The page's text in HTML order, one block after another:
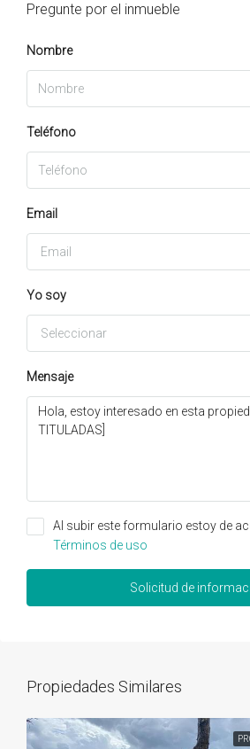
Pregunte por el inmueble
Nombre
Teléfono
Email
Yo soy
Seleccionar
Mensaje
Al subir este formulario estoy de
Términos de uso
Solicitud de
Propiedades Similares